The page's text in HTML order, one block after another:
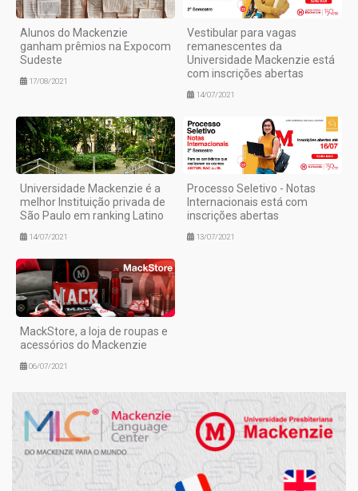
Alunos do Mackenzie
ganham prêmios na Expocom
Sudeste
17/08/2021
Vestibular para vagas
remanescentes da
Universidade Mackenzie está
com inscrições abertas
14/07/2021
Universidade Mackenzie é a
melhor Instituição privada de
São Paulo em ranking Latino
14/07/2021
Processo Seletivo - Notas
Internacionais está com
inscrições abertas
13/07/2021
MackStore, a loja de roupas e
acessórios do Mackenzie
06/07/2021